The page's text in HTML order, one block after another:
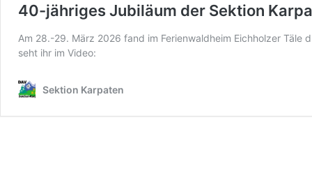
40-jähriges Jubiläum der Sektion
Am 28.-29. März 2026 fand im Ferienwaldheim Eichholzer
seht ihr im Video:
Sektion Karpaten